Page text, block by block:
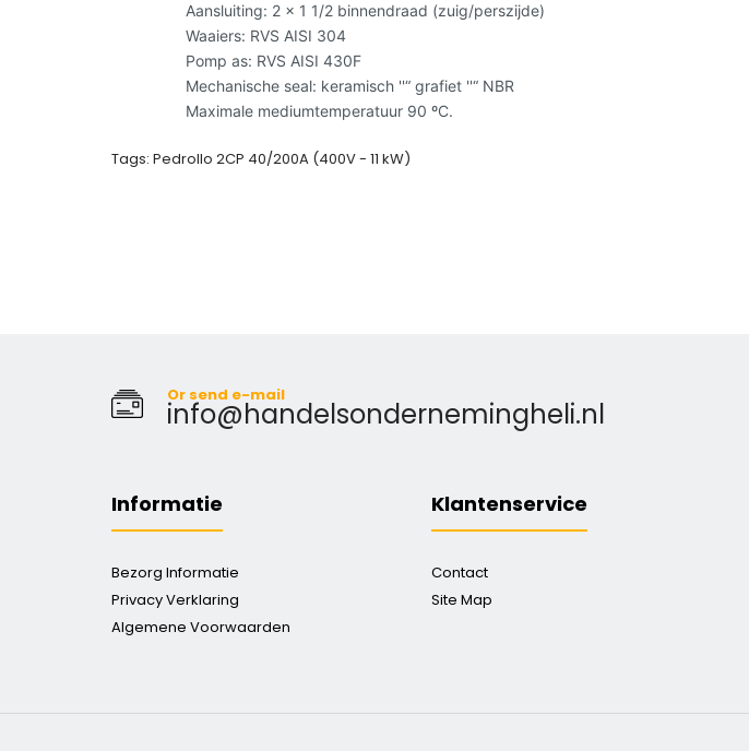
Aansluiting: 2 x 1 1/2 binnendraad (zuig/perszijde)
Waaiers: RVS AISI 304
Pomp as: RVS AISI 430F
Mechanische seal: keramisch ''“ grafiet ''“ NBR
Maximale mediumtemperatuur 90 ºC.
Tags: Pedrollo 2CP 40/200A (400V - 11 kW)
Or send e-mail
info@handelsondernemingheli.nl
Informatie
Bezorg Informatie
Privacy Verklaring
Algemene Voorwaarden
Klantenservice
Contact
Site Map